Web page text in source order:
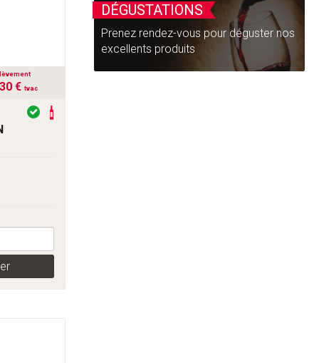
€ tvac
DÉGUSTATIONS
Prenez rendez-vous pour déguster nos
excellents produits